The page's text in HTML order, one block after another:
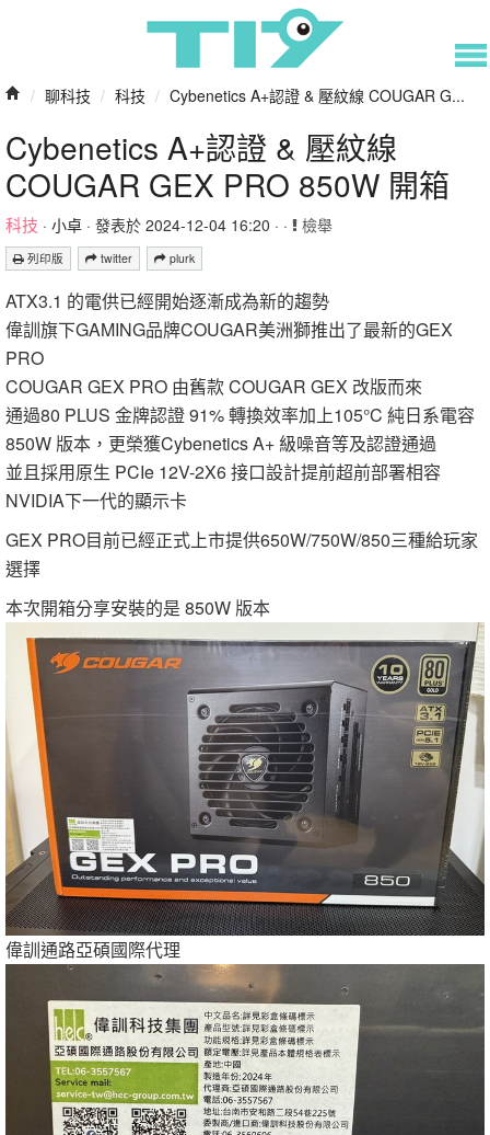
/ 聊科技 / 科技 / Cybenetics A+認證 & 壓紋線 COUGAR G...
Cybenetics A+認證 & 壓紋線
COUGAR GEX PRO 850W 開箱
科技 · 小卓 · 發表於 2024-12-04 16:20 · · 檢舉
列印版 twitter plurk
ATX3.1 的電供已經開始逐漸成為新的趨勢
偉訓旗下GAMING品牌COUGAR美洲獅推出了最新的GEX
PRO
COUGAR GEX PRO 由舊款 COUGAR GEX 改版而來
通過80 PLUS 金牌認證 91% 轉換效率加上105°C 純日系電容
850W 版本，更榮獲Cybenetics A+ 級噪音等及認證通過
並且採用原生 PCIe 12V-2X6 接口設計提前超前部署相容
NVIDIA下一代的顯示卡
GEX PRO目前已經正式上市提供650W/750W/850三種給玩家
選擇
本次開箱分享安裝的是 850W 版本
偉訓通路亞碩國際代理